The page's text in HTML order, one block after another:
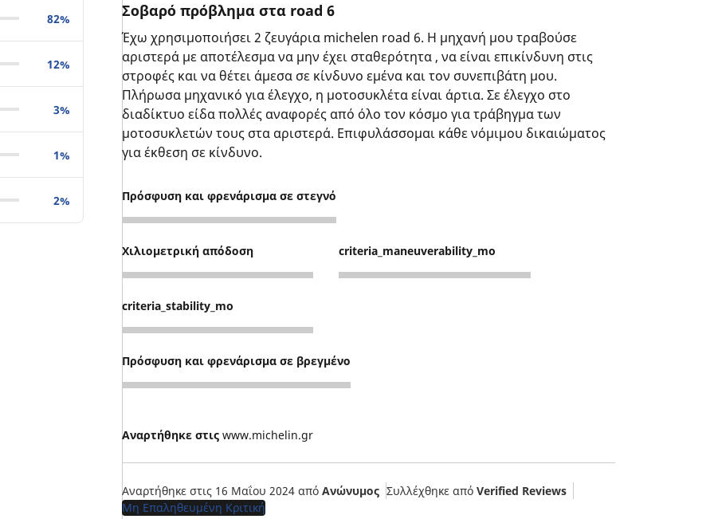
82%
12%
3%
1%
2%
Σοβαρό πρόβλημα στα road 6
Έχω χρησιμοποιήσει 2 ζευγάρια michelen road 6. Η μηχανή μου τραβούσε
αριστερά με αποτέλεσμα να μην έχει σταθερότητα , να είναι επικίνδυνη στις
στροφές και να θέτει άμεσα σε κίνδυνο εμένα και τον συνεπιβάτη μου.
Πλήρωσα μηχανικό για έλεγχο, η μοτοσυκλέτα είναι άρτια. Σε έλεγχο στο
διαδίκτυο είδα πολλές αναφορές από όλο τον κόσμο για τράβηγμα των
μοτοσυκλετών τους στα αριστερά. Επιφυλάσσομαι κάθε νόμιμου δικαιώματος
για έκθεση σε κίνδυνο.
Πρόσφυση και φρενάρισμα σε στεγνό
1
Χιλιομετρική απόδοση
5
criteria_maneuverability_mo
1
criteria_stability_mo
1
Πρόσφυση και φρενάρισμα σε βρεγμένο
1
Αναρτήθηκε στιςwww.michelin.gr
Αναρτήθηκε στις 16 Μαΐου 2024 από Ανώνυμος Συλλέχθηκε από Verified Reviews
Μη Επαληθευμένη Κριτική